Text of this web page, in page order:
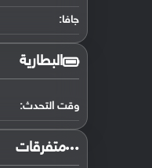
جافا:
البطارية
وقت التحدث:
‏متفرقات‏